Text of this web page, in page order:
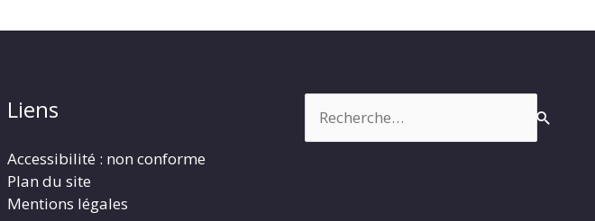
Liens
Accessibilité : non conforme
Plan du site
Mentions légales